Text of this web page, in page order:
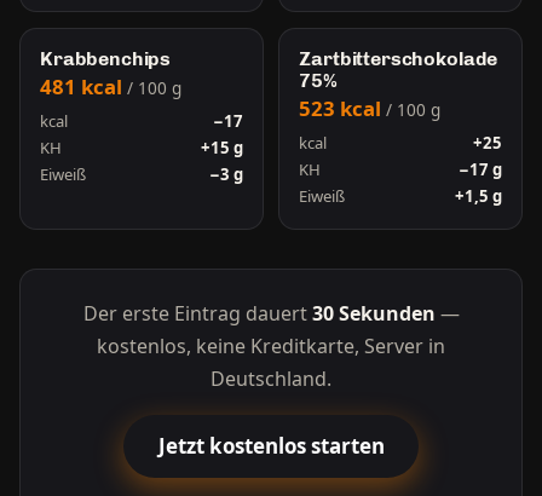
Krabbenchips
481 kcal / 100 g
kcal
−17
KH
+15 g
Eiweiß
−3 g
Zartbitterschokolade
75%
523 kcal/ 100 g
kcal
+25
KH
−17 g
Eiweiß
+1,5 g
Der erste Eintrag dauert30 Sekunden —
kostenlos, keine Kreditkarte, Server in
Deutschland.
Jetzt kostenlos starten